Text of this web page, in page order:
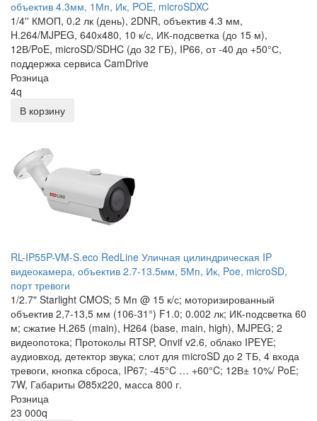
объектив 4.3мм, 1Мп, Ик, POE, microSDXC
1/4'' КМОП, 0.2 лк (день), 2DNR, объектив 4.3 мм,
H.264/MJPEG, 640х480, 10 к/с, ИК-подсветка (до 15 м),
12В/PoE, microSD/SDHC (до 32 ГБ), IP66, от -40 до +50°С,
поддержка сервиса CamDrive
Розница
4q
В корзину
RL-IP55P-VM-S.eco RedLine Уличная цилиндрическая IP
видеокамера, объектив 2.7-13.5мм, 5Мп, Ик, Poe, microSD,
порт тревоги
1/2.7" Starlight CMOS; 5 Мп @ 15 к/с; моторизированный
объектив 2,7-13,5 мм (106-31°) F1.0; 0.002 лк; ИК-подсветка 60
м; сжатие H.265 (main), H264 (base, main, high), MJPEG; 2
видеопотока; Протоколы RTSP, Onvif v2.6, облако IPEYE;
аудиовход, детектор звука; слот для microSD до 2 ТБ, 4 входа
тревоги, кнопка сброса, IP67; -45°C … +60°C; 12В± 10%/ PoE;
7W, Габариты Ø85x220, масса 800 г.
Розница
23 000q